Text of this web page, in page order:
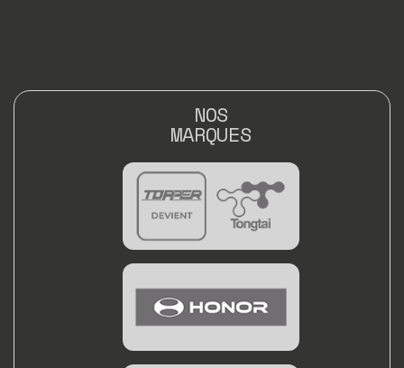
NOS
MARQUES